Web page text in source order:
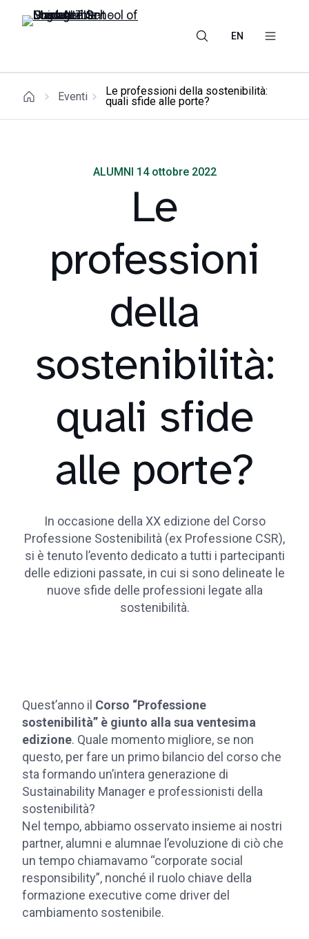
EN
Eventi Le professioni della sostenibilità:
quali sfide alle porte?
ALUMNI 14 ottobre 2022
Le
professioni
della
sostenibilità:
quali sfide
alle porte?
In occasione della XX edizione del Corso
Professione Sostenibilità (ex Professione CSR),
si è tenuto l’evento dedicato a tutti i partecipanti
delle edizioni passate, in cui si sono delineate le
nuove sfide delle professioni legate alla
sostenibilità.
Quest’anno il Corso “Professione
sostenibilità” è giunto alla sua ventesima
edizione. Quale momento migliore, se non
questo, per fare un primo bilancio del corso che
sta formando un’intera generazione di
Sustainability Manager e professionisti della
sostenibilità?
Nel tempo, abbiamo osservato insieme ai nostri
partner, alumni e alumnae l’evoluzione di ciò che
un tempo chiamavamo “corporate social
responsibility”, nonché il ruolo chiave della
formazione executive come driver del
cambiamento sostenibile.